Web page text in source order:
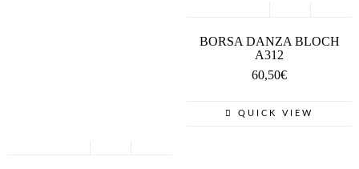
BORSA DANZA BLOCH
A312
60,50€
QUICK VIEW